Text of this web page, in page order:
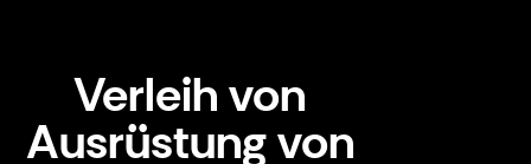
Verleih von
Ausrüstung von